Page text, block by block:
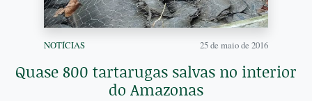
NOTÍCIAS 25 de maio de 2016
Quase 800 tartarugas salvas no interior
do Amazonas